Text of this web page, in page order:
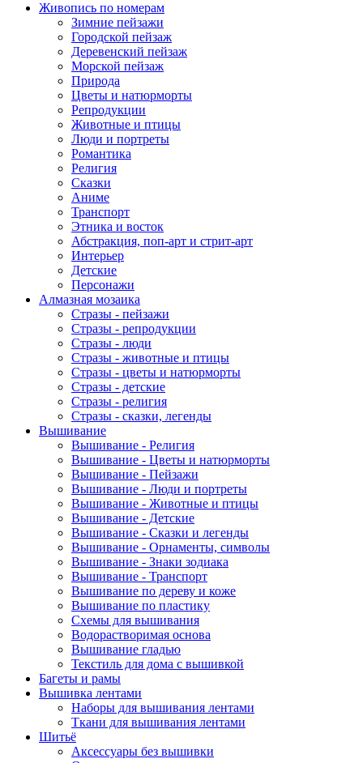
Живопись по номерам
Зимние пейзажи
Городской пейзаж
Деревенский пейзаж
Морской пейзаж
Природа
Цветы и натюрморты
Репродукции
Животные и птицы
Люди и портреты
Романтика
Религия
Сказки
Аниме
Транспорт
Этника и восток
Абстракция, поп-арт и стрит-арт
Интерьер
Детские
Персонажи
Алмазная мозаика
Стразы - пейзажи
Стразы - репродукции
Стразы - люди
Стразы - животные и птицы
Стразы - цветы и натюрморты
Стразы - детские
Стразы - религия
Стразы - сказки, легенды
Вышивание
Вышивание - Религия
Вышивание - Цветы и натюрморты
Вышивание - Пейзажи
Вышивание - Люди и портреты
Вышивание - Животные и птицы
Вышивание - Детские
Вышивание - Сказки и легенды
Вышивание - Орнаменты, символы
Вышивание - Знаки зодиака
Вышивание - Транспорт
Вышивание по дереву и коже
Вышивание по пластику
Схемы для вышивания
Водорастворимая основа
Вышивание гладью
Текстиль для дома с вышивкой
Багеты и рамы
Вышивка лентами
Наборы для вышивания лентами
Ткани для вышивания лентами
Шитьё
Аксессуары без вышивки